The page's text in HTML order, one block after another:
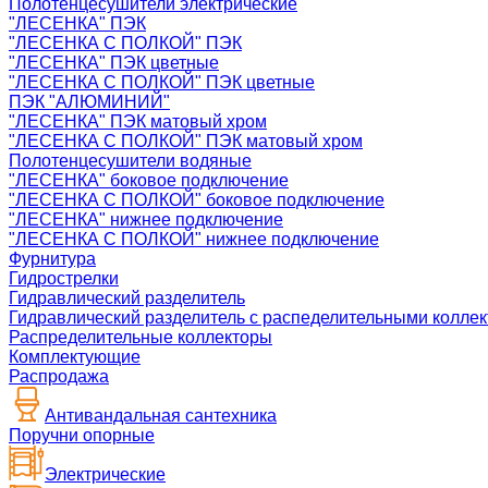
Полотенцесушители электрические
"ЛЕСЕНКА" ПЭК
"ЛЕСЕНКА С ПОЛКОЙ" ПЭК
"ЛЕСЕНКА" ПЭК цветные
"ЛЕСЕНКА С ПОЛКОЙ" ПЭК цветные
ПЭК "АЛЮМИНИЙ"
"ЛЕСЕНКА" ПЭК матовый хром
"ЛЕСЕНКА С ПОЛКОЙ" ПЭК матовый хром
Полотенцесушители водяные
"ЛЕСЕНКА" боковое подключение
"ЛЕСЕНКА С ПОЛКОЙ" боковое подключение
"ЛЕСЕНКА" нижнее подключение
"ЛЕСЕНКА С ПОЛКОЙ" нижнее подключение
Фурнитура
Гидрострелки
Гидравлический разделитель
Гидравлический разделитель с распеделительными
Распределительные коллекторы
Комплектующие
Распродажа
Антивандальная сантехника
Поручни опорные
Электрические